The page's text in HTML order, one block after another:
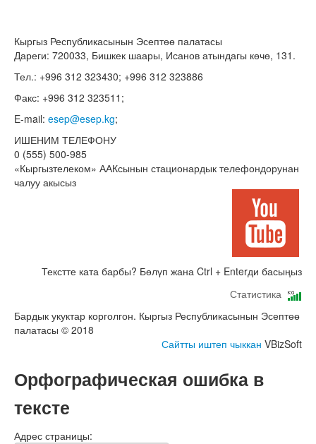
Кыргыз Республикасынын Эсептөө палатасы
Дареги: 720033, Бишкек шаары, Исанов атындагы көчө, 131.
Тел.: +996 312 323430; +996 312 323886
Факс: +996 312 323511;
E-mail: esep@esep.kg;
ИШЕНИМ ТЕЛЕФОНУ
0 (555) 500-985
«Кыргызтелеком» ААКсынын стационардык телефондорунан
чалуу акысыз
Текстте ката барбы? Бөлүп жана Ctrl + Enterди басыңыз
Статистика
Бардык укуктар корголгон. Кыргыз Республикасынын Эсептөө
палатасы © 2018
Сайтты иштеп чыккан VBizSoft
Орфографическая ошибка в
тексте
Адрес страницы: